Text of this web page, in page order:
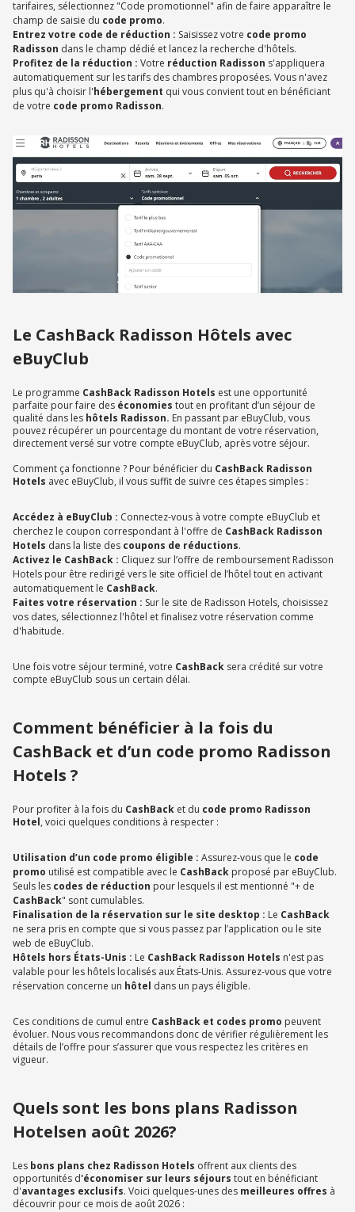
tarifaires, sélectionnez "Code promotionnel" afin de faire apparaître le
champ de saisie du code promo.
Entrez votre code de réduction : Saisissez votre code promo
Radisson dans le champ dédié et lancez la recherche d'hôtels.
Profitez de la réduction : Votre réduction Radisson s'appliquera
automatiquement sur les tarifs des chambres proposées. Vous n'avez
plus qu'à choisir l'hébergement qui vous convient tout en bénéficiant
de votre code promo Radisson.
Le CashBack Radisson Hôtels avec
eBuyClub
Le programme CashBack Radisson Hotels est une opportunité
parfaite pour faire des économies tout en profitant d’un séjour de
qualité dans les hôtels Radisson. En passant par eBuyClub, vous
pouvez récupérer un pourcentage du montant de votre réservation,
directement versé sur votre compte eBuyClub, après votre séjour.
Comment ça fonctionne ? Pour bénéficier du CashBack Radisson
Hotels avec eBuyClub, il vous suffit de suivre ces étapes simples :
Accédez à eBuyClub : Connectez-vous à votre compte eBuyClub et
cherchez le coupon correspondant à l'offre de CashBack Radisson
Hotels dans la liste des coupons de réductions.
Activez le CashBack : Cliquez sur l’offre de remboursement Radisson
Hotels pour être redirigé vers le site officiel de l’hôtel tout en activant
automatiquement le CashBack.
Faites votre réservation : Sur le site de Radisson Hotels, choisissez
vos dates, sélectionnez l'hôtel et finalisez votre réservation comme
d'habitude.
Une fois votre séjour terminé, votre CashBack sera crédité sur votre
compte eBuyClub sous un certain délai.
Comment bénéficier à la fois du
CashBack et d’un code promo Radisson
Hotels ?
Pour profiter à la fois du CashBack et du code promo Radisson
Hotel, voici quelques conditions à respecter :
Utilisation d’un code promo éligible : Assurez-vous que le code
promo utilisé est compatible avec le CashBack proposé par eBuyClub.
Seuls les codes de réduction pour lesquels il est mentionné "+ de
CashBack" sont cumulables.
Finalisation de la réservation sur le site desktop : Le CashBack
ne sera pris en compte que si vous passez par l’application ou le site
web de eBuyClub.
Hôtels hors États-Unis : Le CashBack Radisson Hotels n'est pas
valable pour les hôtels localisés aux États-Unis. Assurez-vous que votre
réservation concerne un hôtel dans un pays éligible.
Ces conditions de cumul entre CashBack et codes promo peuvent
évoluer. Nous vous recommandons donc de vérifier régulièrement les
détails de l’offre pour s’assurer que vous respectez les critères en
vigueur.
Quels sont les bons plans Radisson
Hotelsen août 2026?
Les bons plans chez Radisson Hotels offrent aux clients des
opportunités d'économiser sur leurs séjours tout en bénéficiant
d'avantages exclusifs. Voici quelques-unes des meilleures offres à
découvrir pour ce mois de août 2026 :